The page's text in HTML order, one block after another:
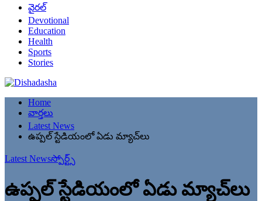
వైరల్
Devotional
Education
Health
Sports
Stories
Home
వార్తలు
Latest News
ఉప్పల్​ స్టేడియంలో ఏడు మ్యాచ్​లు
Latest Newsస్పోర్ట్స్
ఉప్పల్​ స్టేడియంలో ఏడు మ్యాచ్​లు